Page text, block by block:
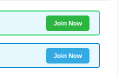
Join Now
Join Now